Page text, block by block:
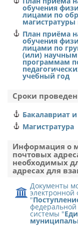
обучения
лицами по
магистратуры
План приёма
обучения
лицами по
(или) научным
программам
учебный год
Сроки
Бакалавриат
Магистратура
Информация о
почтовых
необходимых
адресах для
Документы
электронной
"
системы "